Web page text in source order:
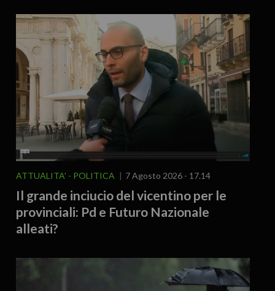
ATTUALITA' POLITICA 7 Agosto 2026 - 17.14
Il grande inciucio del vicentino per le
provinciali: Pd e Futuro Nazionale
alleati?